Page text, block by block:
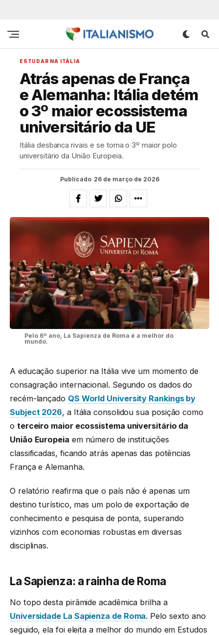
ESTUDAR NA ITÁLIA
Atrás apenas de França
e Alemanha: Itália detém
o 3º maior ecossistema
universitário da UE
Itália desbanca rivais e se torna o 3º maior polo
universitário da União Europeia.
Publicado 26 de março de 2026
Pelo 6º ano, La Sapienza de Roma é a melhor do
mundo.
A educação superior na Itália vive um momento de
consagração internacional. Segundo os dados do
recém-lançado QS World University Rankings by
Subject 2026, a Itália consolidou sua posição como
o terceiro maior ecossistema universitário da
União Europeia em número de instituições
classificadas, ficando atrás apenas das potências
França e Alemanha.
O relatório reafirma que o país não é apenas um
destino turístico, mas um polo de exportação de
conhecimento e pesquisa de ponta, superando
vizinhos com economias robustas em diversas
disciplinas.
La Sapienza: a rainha de Roma
No topo desta pirâmide acadêmica brilha a
Universidade La Sapienza de Roma. Pelo sexto ano
seguido, ela foi eleita a melhor do mundo em Estudos